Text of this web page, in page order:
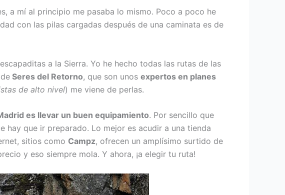
a mí al principio me pasaba lo mismo. Poco a poco he
con las pilas cargadas después de una caminata es de
a la Sierra. Yo he hecho todas las rutas de las
Seres del Retorno, que son unos expertos en planes
de alto nivel) me viene de perlas.
es llevar un buen equipamiento. Por sencillo que
hay que ir preparado. Lo mejor es acudir a una tienda
sitios como Campz, ofrecen un amplísimo surtido de
y eso siempre mola. Y ahora, ¡a elegir tu ruta!